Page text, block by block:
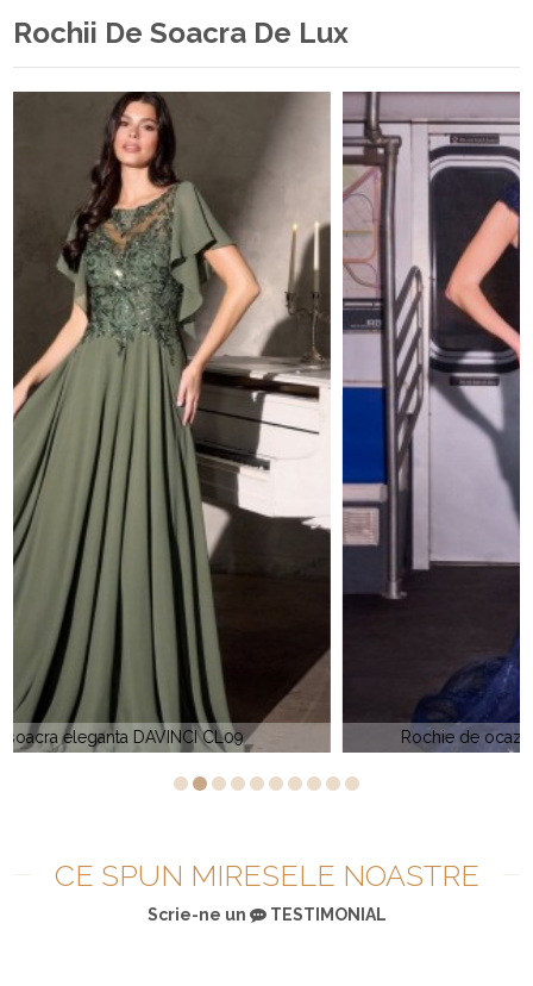
Rochii De Soacra De Lux
Rochie de ocazie sirena dantela DAVINCI CD 698
CE SPUN MIRESELE NOASTRE
Scrie-ne un TESTIMONIAL